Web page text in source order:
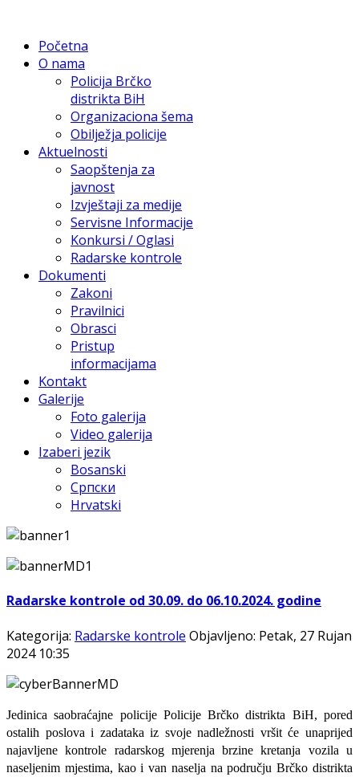
Početna
O nama
Policija Brčko
distrikta BiH
Organizaciona šema
Obilježja policije
Aktuelnosti
Saopštenja za
javnost
Izvještaji za medije
Servisne Informacije
Konkursi / Oglasi
Radarske kontrole
Dokumenti
Zakoni
Pravilnici
Obrasci
Pristup
informacijama
Kontakt
Galerije
Foto galerija
Video galerija
Izaberi jezik
Bosanski
Српски
Hrvatski
Radarske kontrole od 30.09. do 06.10.2024. godine
Kategorija: Radarske kontrole Objavljeno: Petak, 27 Rujan
2024 10:35
Jedinica saobraćajne policije Policije Brčko distrikta BiH, pored
ostalih poslova i zadataka iz svoje nadležnosti vršit će unaprijed
najavljene kontrole radarskog mjerenja brzine kretanja vozila u
naseljenim mjestima, kao i van naselja na području Brčko distrikta